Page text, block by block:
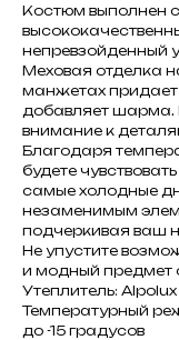
Костюм выполнен
непревзойденный
Меховая отделка
манжетах
добавляет шарма.
внимание к
Благодаря
будете
самые холодные
незаменимым
подчеркивая ваш
Не упустите
и модный предмет
Утеплитель: Alpolux
Температурный
до -15 градусов